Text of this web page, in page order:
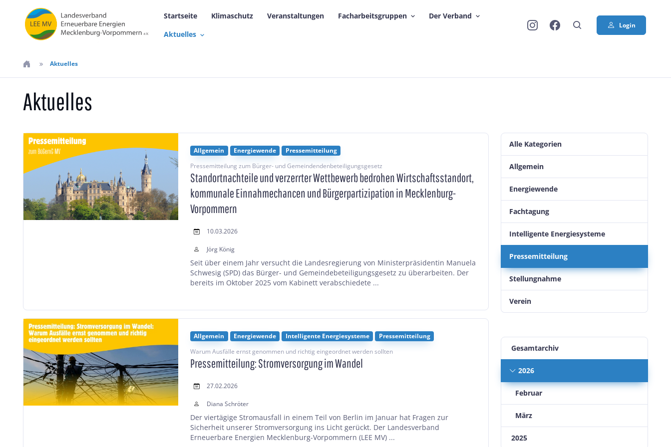
Login
Startseite Klimaschutz Veranstaltungen Facharbeitsgruppen
Der Verband
Aktuelles
Aktuelles
Aktuelles
Allgemein Energiewende
Pressemitteilung
Pressemitteilung zum Bürger- und Gemeindendenbeteiligungsgesetz
Standortnachteile und verzerrter Wettbewerb bedrohen Wirtschaftsstandort,
kommunale Einnahmechancen und Bürgerpartizipation in Mecklenburg-
Vorpommern
10.03.2026
Jörg König
Seit über einem Jahr versucht die Landesregierung von Ministerpräsidentin Manuela
Schwesig (SPD) das Bürger- und Gemeindebeteiligungsgesetz zu überarbeiten. Der
bereits im Oktober 2025 vom Kabinett verabschiedete ...
Allgemein Energiewende Intelligente Energiesysteme
Pressemitteilung
Warum Ausfälle ernst genommen und richtig eingeordnet werden sollten
Pressemitteilung: Stromversorgung im Wandel
27.02.2026
Diana Schröter
Der viertägige Stromausfall in einem Teil von Berlin im Januar hat Fragen zur
Sicherheit unserer Stromversorgung ins Licht gerückt. Der Landesverband
Erneuerbare Energien Mecklenburg-Vorpommern (LEE MV) ...
Alle Kategorien
Allgemein
Energiewende
Fachtagung
Intelligente Energiesysteme
Pressemitteilung
Stellungnahme
Verein
Gesamtarchiv
2026
Februar
März
2025